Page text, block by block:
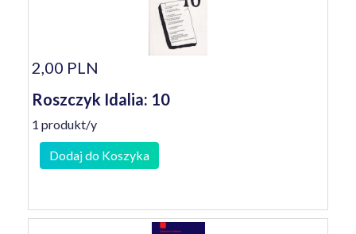
2,00 PLN
Roszczyk Idalia: 10
1 produkt/y
Dodaj do Koszyka